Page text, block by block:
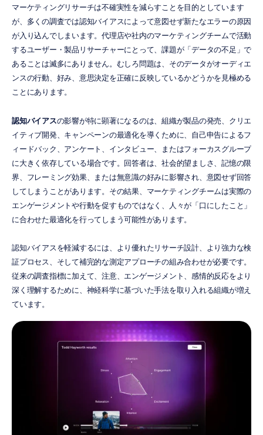
マーケティングリサーチは不確実性を減らすことを目的としています
が、多くの調査では認知バイアスによって意図せず新たなエラーの原因
が入り込んでしまいます。代理店や社内のマーケティングチームで活動
するユーザー・製品リサーチャーにとって、課題が「データの不足」で
あることは滅多にありません。むしろ問題は、そのデータがオーディエ
ンスの行動、好み、意思決定を正確に反映しているかどうかを見極める
ことにあります。
認知バイアスの影響が特に顕著になるのは、組織が製品の発売、クリエ
イティブ開発、キャンペーンの最適化を導くために、自己申告によるフ
ィードバック、アンケート、インタビュー、またはフォーカスグループ
に大きく依存している場合です。回答者は、社会的望ましさ、記憶の限
界、フレーミング効果、または無意識の好みに影響され、意図せず回答
してしまうことがあります。その結果、マーケティングチームは実際の
エンゲージメントや行動を促すものではなく、人々が「口にしたこと」
に合わせた最適化を行ってしまう可能性があります。
認知バイアスを軽減するには、より優れたリサーチ設計、より強力な検
証プロセス、そして補完的な測定アプローチの組み合わせが必要です。
従来の調査指標に加えて、注意、エンゲージメント、感情的反応をより
深く理解するために、神経科学に基づいた手法を取り入れる組織が増え
ています。